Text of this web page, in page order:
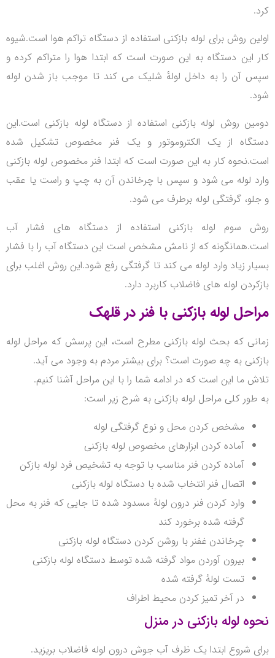
کرد.
اولین روش برای لوله بازکنی استفاده از دستگاه تراکم هوا است.شیوه
کار این دستگاه به این صورت است که ابتدا هوا را متراکم کرده و
سپس آن را به داخل لولهٔ شلیک می کند تا موجب باز شدن لوله
شود.
دومین روش لوله بازکنی استفاده از دستگاه لوله بازکنی است.این
دستگاه از یک الکتروموتور و یک فنر مخصوص تشکیل شده
است.نحوه کار به این صورت است که ابتدا فنر مخصوص لوله بازکنی
وارد لوله می شود و سپس با چرخاندن آن به چپ و راست یا عقب
و جلو، گرفتگی لوله برطرف می شود.
روش سوم لوله بازکنی استفاده از دستگاه های فشار آب
است.همانگونه که از نامش مشخص است این دستگاه آب را با فشار
بسیار زیاد وارد لوله می کند تا گرفتگی رفع شود.این روش اغلب برای
بازکردن لوله های فاضلاب کاربرد دارد.
مراحل لوله بازکنی با فنر در قلهک
زمانی که بحث لوله بازکنی مطرح است، این پرسش که مراحل لوله
بازکنی به چه صورت است؟ برای بیشتر مردم به وجود می آید.
تلاش ما این است که در ادامه شما را با این مراحل آشنا کنیم.
به طور کلی مراحل لوله بازکنی به شرح زیر است:
مشخص کردن محل و نوع گرفتگی لوله
آماده کردن ابزارهای مخصوص لوله بازکنی
آماده کردن فنر مناسب با توجه به تشخیص فرد لوله بازکن
اتصال فنر انتخاب شده با دستگاه لوله بازکنی
وارد کردن فنر درون لولهٔ مسدود شده تا جایی که فنر به محل
گرفته شده برخورد کند
چرخاندن غفنر با روشن کردن دستگاه لوله بازکنی
بیرون آوردن مواد گرفته شده توسط دستگاه لوله بازکنی
تست لولهٔ گرفته شده
در آخر تمیز کردن محیط اطراف
نحوه لوله بازکنی در منزل
برای شروع ابتدا یک ظرف آب جوش درون لوله فاضلاب بریزید.